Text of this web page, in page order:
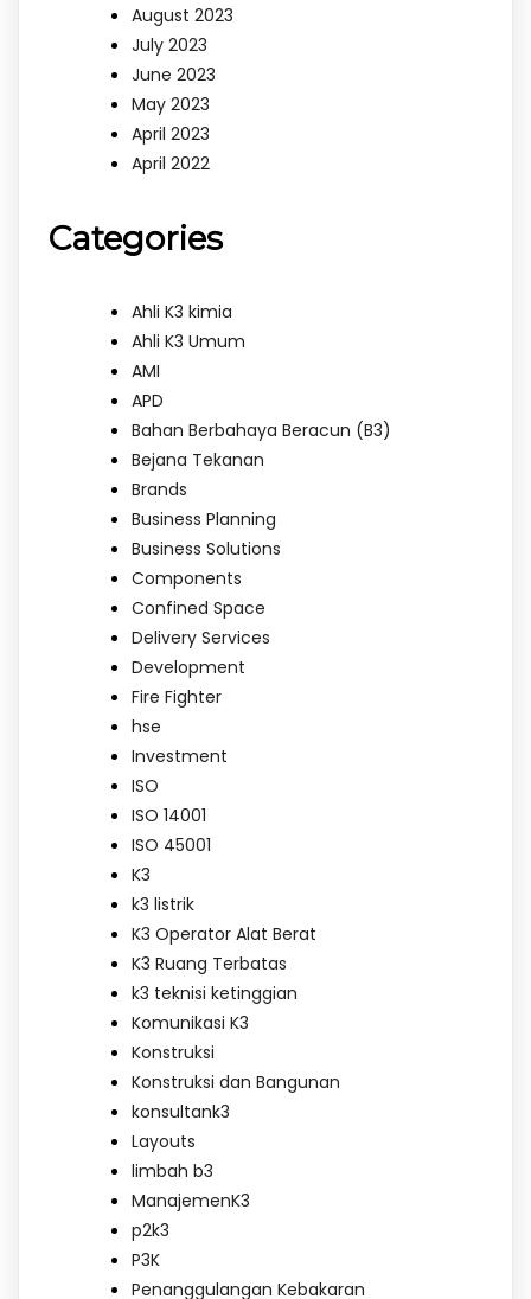
August 2023
July 2023
June 2023
May 2023
April 2023
April 2022
Categories
Ahli K3 kimia
Ahli K3 Umum
AMI
APD
Bahan Berbahaya Beracun (B3)
Bejana Tekanan
Brands
Business Planning
Business Solutions
Components
Confined Space
Delivery Services
Development
Fire Fighter
hse
Investment
ISO
ISO 14001
ISO 45001
K3
k3 listrik
K3 Operator Alat Berat
K3 Ruang Terbatas
k3 teknisi ketinggian
Komunikasi K3
Konstruksi
Konstruksi dan Bangunan
konsultank3
Layouts
limbah b3
ManajemenK3
p2k3
P3K
Penanggulangan Kebakaran